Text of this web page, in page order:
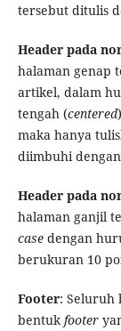
tersebut ditulis
Header pada
halaman genap
artikel, dalam
tengah (centered
maka hanya
diimbuhi
Header pada
halaman ganjil
casedengan
berukuran 10
Footer: Seluruh
bentuk footer